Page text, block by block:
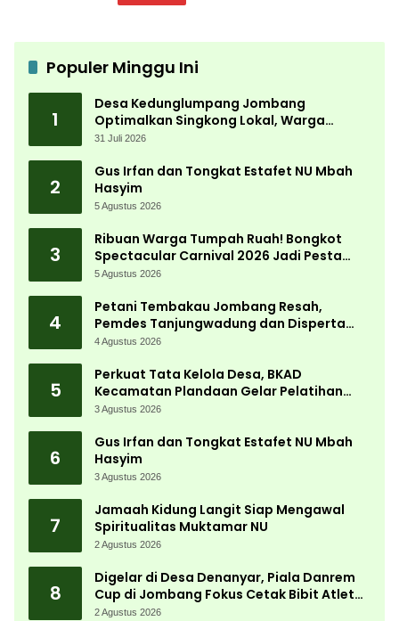
Populer Minggu Ini
1
Desa Kedunglumpang Jombang
Optimalkan Singkong Lokal, Warga
Diajari Produksi Tepung Mocaf
31 Juli 2026
2
Gus Irfan dan Tongkat Estafet NU Mbah
Hasyim
5 Agustus 2026
3
Ribuan Warga Tumpah Ruah! Bongkot
Spectacular Carnival 2026 Jadi Pesta
Kemerdekaan Terbesar di Peterongan
5 Agustus 2026
4
Petani Tembakau Jombang Resah,
Pemdes Tanjungwadung dan Disperta
Bergerak Cepat
4 Agustus 2026
5
Perkuat Tata Kelola Desa, BKAD
Kecamatan Plandaan Gelar Pelatihan
Aparatur Pemdes
3 Agustus 2026
6
Gus Irfan dan Tongkat Estafet NU Mbah
Hasyim
3 Agustus 2026
7
Jamaah Kidung Langit Siap Mengawal
Spiritualitas Muktamar NU
2 Agustus 2026
8
Digelar di Desa Denanyar, Piala Danrem
Cup di Jombang Fokus Cetak Bibit Atlet
Menembak Berprestasi
2 Agustus 2026